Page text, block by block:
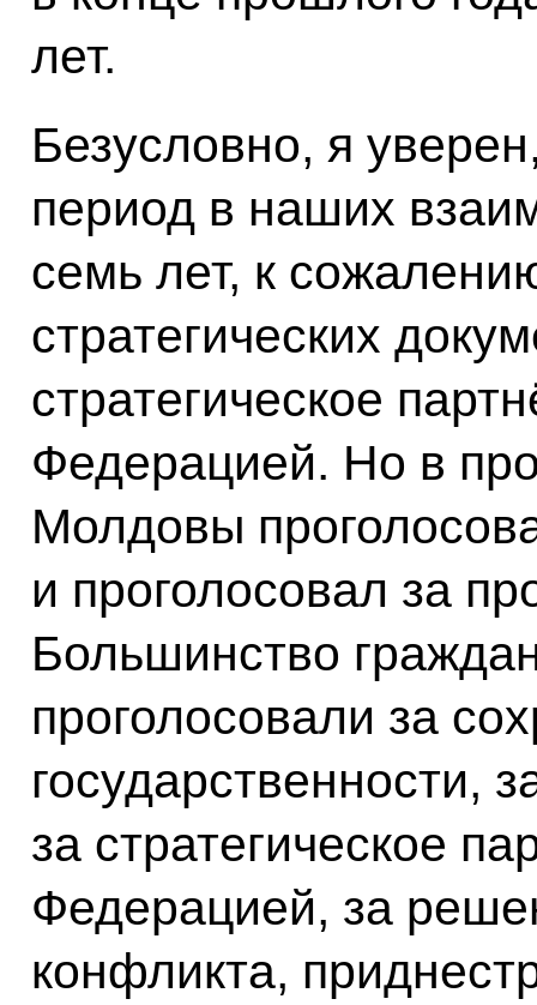
лет.
Безусловно, я
период в наших
семь лет, к
стратегических
стратегическое
Федерацией. Но в
Молдовы
и проголосовал за
Большинство
проголосовали за
государственности,
за стратегическое
Федерацией, за
конфликта,